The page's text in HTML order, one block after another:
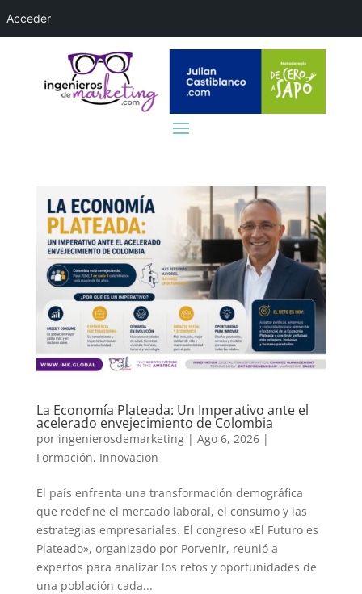
La Economía Plateada: Un Imperativo ante el
acelerado envejecimiento de Colombia
por ingenierosdemarketing| Ago 6, 2026|
Formación, Innovacion
El país enfrenta una transformación demográfica
que redefine el mercado laboral, el consumo y las
estrategias empresariales. El congreso «El Futuro es
Plateado», organizado por Porvenir, reunió a
expertos para analizar los retos y oportunidades de
una población cada...
Acceder